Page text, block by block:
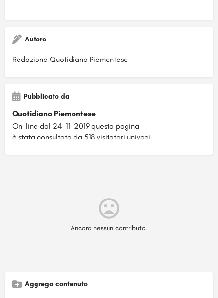
Autore
Redazione Quotidiano Piemontese
Pubblicato da
Quotidiano Piemontese
On-line dal 24-11-2019 questa pagina
è stata consultata da 518 visitatori univoci.
Ancora nessun contributo.
Aggrega contenuto